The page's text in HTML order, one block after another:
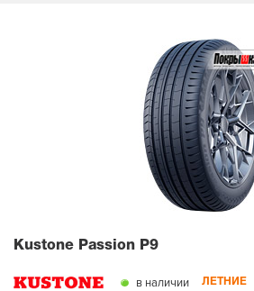
Kustone Passion P9
в наличии ЛЕТНИЕ